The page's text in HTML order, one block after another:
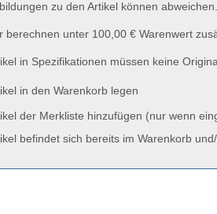
zu den Artikel können abweichen.
berechnen unter 100,00 € Warenwert
in Spezifikationen müssen keine
in den Warenkorb legen
der Merkliste hinzufügen (nur wenn
befindet sich bereits im Warenkorb